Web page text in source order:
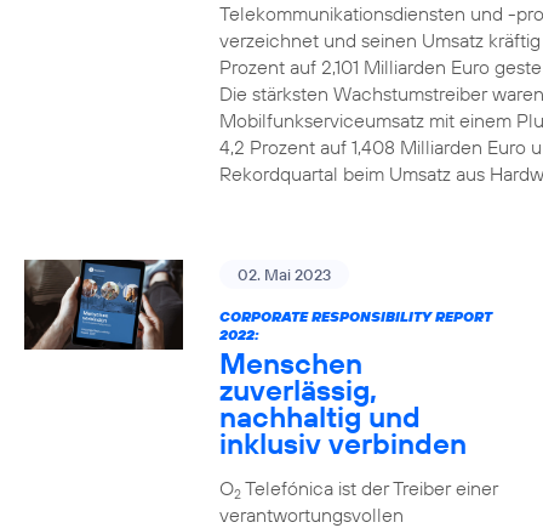
Telekommunikationsdiensten und -
verzeichnet und seinen Umsatz
Prozent auf 2,101 Milliarden Euro
Die stärksten Wachstumstreiber
Mobilfunkserviceumsatz mit einem
4,2 Prozent auf 1,408 Milliarden Euro
Rekordquartal beim Umsatz aus
02. Mai 2023
CORPORATE RESPONSIBILITY REPORT
2022:
Menschen
zuverlässig,
nachhaltig und
inklusiv verbinden
O2Telefónica ist der Treiber einer
verantwortungsvollen